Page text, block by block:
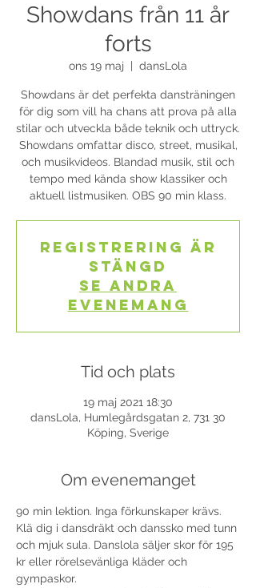
Showdans från 11 år
forts
ons 19 maj dansLola
Showdans är det perfekta dansträningen
för dig som vill ha chans att prova på alla
stilar och utveckla både teknik och uttryck.
Showdans omfattar disco, street, musikal,
och musikvideos. Blandad musik, stil och
tempo med kända show klassiker och
aktuell listmusiken. OBS 90 min klass.
Registrering är
stängd
Se andra
evenemang
Tid och plats
19 maj 2021 18:30
dansLola, Humlegårdsgatan 2, 731 30
Köping, Sverige
Om evenemanget
90 min lektion. Inga förkunskaper krävs.
Klä dig i dansdräkt och danssko med tunn
och mjuk sula. Danslola säljer skor för 195
kr eller rörelsevänliga kläder och
gympaskor.